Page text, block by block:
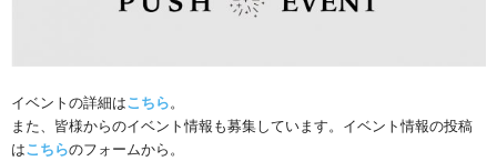
イベントの詳細はこちら。
また、皆様からのイベント情報も募集しています。イベント情報の投稿
はこちらのフォームから。